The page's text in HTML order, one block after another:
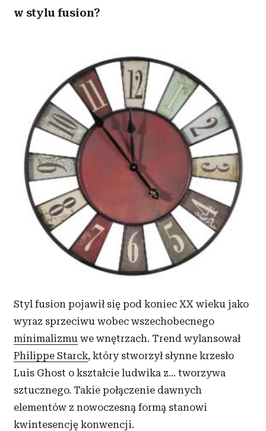
w stylu fusion?
Styl fusion pojawił się pod koniec XX wieku jako
wyraz sprzeciwu wobec wszechobecnego
minimalizmu we wnętrzach. Trend wylansował
Philippe Starck, który stworzył słynne krzesło
Luis Ghost o kształcie ludwika z... tworzywa
sztucznego. Takie połączenie dawnych
elementów z nowoczesną formą stanowi
kwintesencję konwencji.